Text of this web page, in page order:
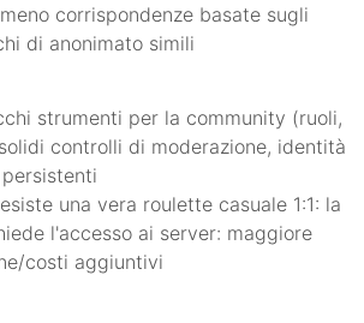
corrispondenze basate sugli
di anonimato simili
strumenti per la community (ruoli,
controlli di moderazione, identità
una vera roulette casuale 1:1: la
l'accesso ai server: maggiore
costi aggiuntivi